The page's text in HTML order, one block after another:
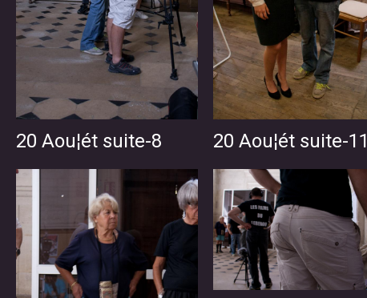
20 Aou¦ét suite-8 20 Aou¦ét suite-11